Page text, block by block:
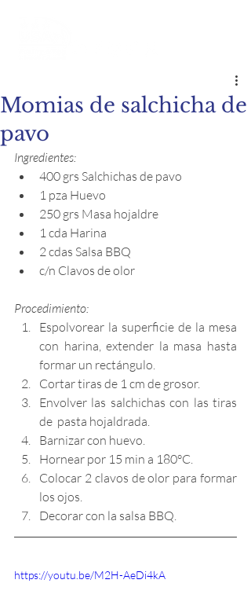
Momias de salchicha de
pavo
Ingredientes:
400 grs Salchichas de pavo
1 pza Huevo
250 grs Masa hojaldre
1 cda Harina
2 cdas Salsa BBQ
c/n Clavos de olor
Procedimiento:
Espolvorear la superficie de la mesa
con harina, extender la masa hasta
formar un rectángulo.
Cortar tiras de 1 cm de grosor.
Envolver las salchichas con las tiras
de  pasta hojaldrada.
Barnizar con huevo.
Hornear por 15 min a 180°C.
Colocar 2 clavos de olor para formar
los ojos.
Decorar con la salsa BBQ.
https://youtu.be/M2H-AeDi4kA